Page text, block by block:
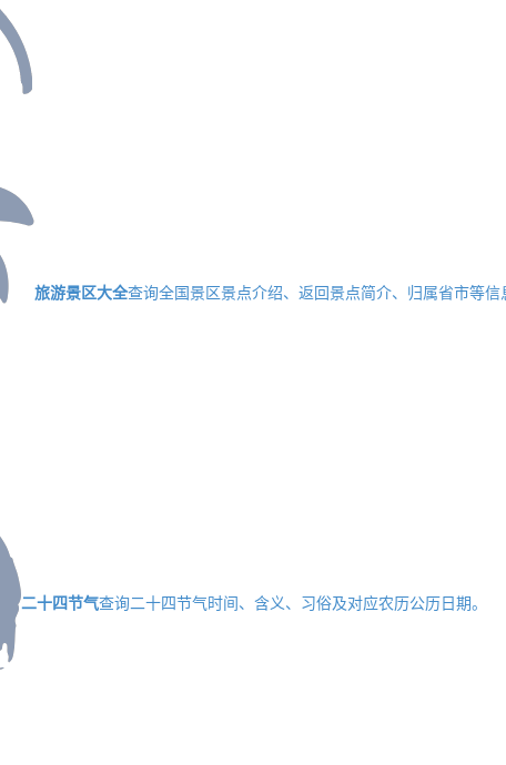
旅游景区大全查询全国景区景点介绍、返回景点简介、归属省市等信
二十四节气查询二十四节气时间、含义、习俗及对应农历公历日期。